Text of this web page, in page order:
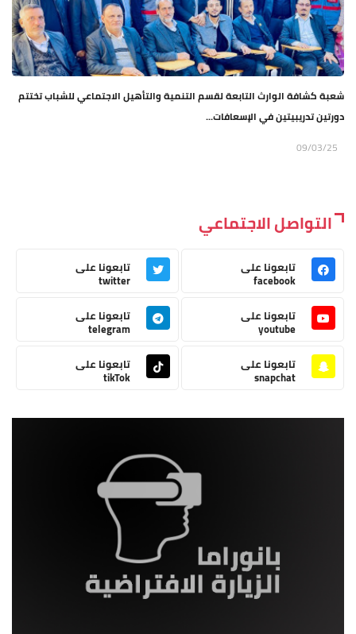
شعبة كشافة الوارث التابعة لقسم التنمية والتأهيل الاجتماعي للشباب تختتم
دورتين تدريبيتين في الإسعافات...
09/03/25
التواصل الاجتماعي
تابعونا على
facebook
تابعونا على
twitter
تابعونا على
youtube
تابعونا على
telegram
تابعونا على
snapchat
تابعونا على
tikTok